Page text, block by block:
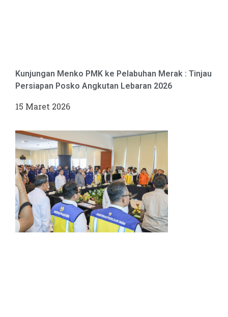
Kunjungan Menko PMK ke Pelabuhan Merak : Tinjau
Persiapan Posko Angkutan Lebaran 2026
15 Maret 2026